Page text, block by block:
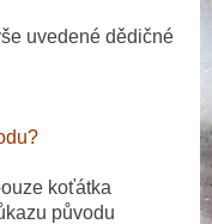
uvedené dědičné
koťátka
původu